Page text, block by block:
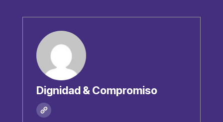
Dignidad & Compromiso